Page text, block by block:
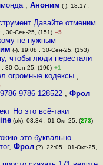
,Аноним (-), 18:17 ,
Давайте отменим
, 30-Сен-25, (151) –5
не нужным
(-), 19:08 , 30-Сен-25, (153)
чтобы люди перестали
, 30-Сен-25, (196) +1
огромные кодексы ,
9786 128522 ,Фрол
Но это всё-таки
(ok), 03:34 , 01-Окт-25, (273) –
это буквально
, Фрол(?), 22:05 , 01-Окт-25,